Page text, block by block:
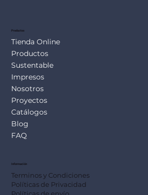
Productos
Tienda Online
Productos
Sustentable
Impresos
Nosotros
Proyectos
Catálogos
Blog
FAQ
Información
Terminos y Condiciones
Políticas de Privacidad